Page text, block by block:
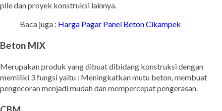
pile dan proyek konstruksi lainnya.
Baca juga : Harga Pagar Panel Beton Cikampek
Beton MIX
Merupakan produk yang dibuat dibidang konstruksi dengan
memiliki 3 fungsi yaitu : Meningkatkan mutu beton, membuat
pengecoran menjadi mudah dan mempercepat pengerasan.